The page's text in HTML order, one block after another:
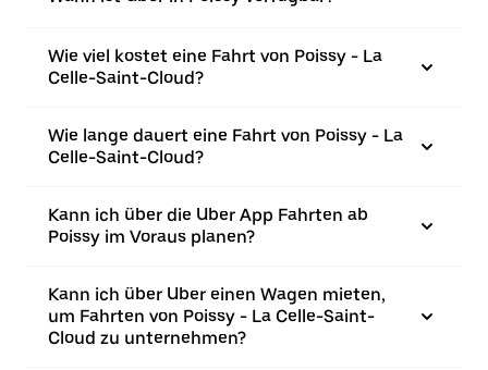
Wie viel kostet eine Fahrt von Poissy - La
Celle-Saint-Cloud?
Wie lange dauert eine Fahrt von Poissy - La
Celle-Saint-Cloud?
Kann ich über die Uber App Fahrten ab
Poissy im Voraus planen?
Kann ich über Uber einen Wagen mieten,
um Fahrten von Poissy - La Celle-Saint-
Cloud zu unternehmen?